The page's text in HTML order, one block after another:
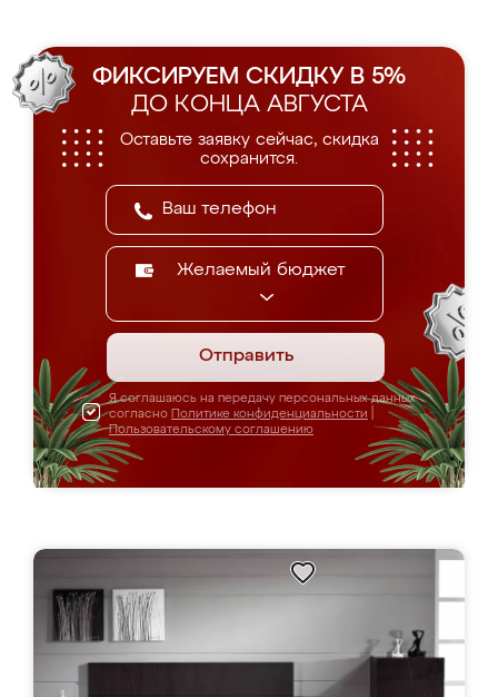
ФИКСИРУЕМ СКИДКУ В 5%
ДО КОНЦА АВГУСТА
Оставьте заявку сейчас, скидка
сохранится.
Желаемый бюджет
Отправить
Я соглашаюсь на передачу персональных данных
согласно Политике конфиденциальности
Пользовательскому соглашению